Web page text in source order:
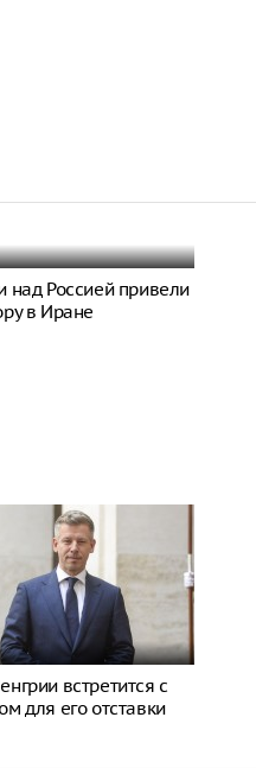
над Россией привели
в Иране
встретится с
для его отставки